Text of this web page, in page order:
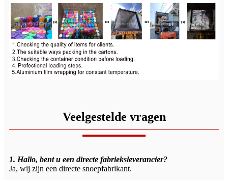
Veelgestelde vragen
1. Hallo, bent u een directe fabrieksleverancier?
Ja, wij zijn een directe snoepfabrikant.